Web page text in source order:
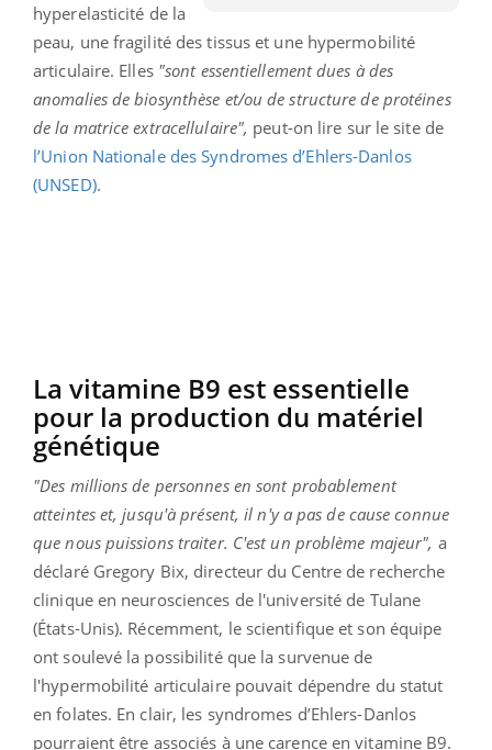
hyperelasticité de la
peau, une fragilité des tissus et une hypermobilité
articulaire. Elles "sont essentiellement dues à des
anomalies de biosynthèse et/ou de structure de protéines
de la matrice extracellulaire", peut-on lire sur le site de
l’Union Nationale des Syndromes d’Ehlers-Danlos
(UNSED).
La vitamine B9 est essentielle
pour la production du matériel
génétique
"Des millions de personnes en sont probablement
atteintes et, jusqu'à présent, il n'y a pas de cause connue
que nous puissions traiter. C'est un problème majeur", a
déclaré Gregory Bix, directeur du Centre de recherche
clinique en neurosciences de l'université de Tulane
(États-Unis). Récemment, le scientifique et son équipe
ont soulevé la possibilité que la survenue de
l'hypermobilité articulaire pouvait dépendre du statut
en folates. En clair, les syndromes d’Ehlers-Danlos
pourraient être associés à une carence en vitamine B9.